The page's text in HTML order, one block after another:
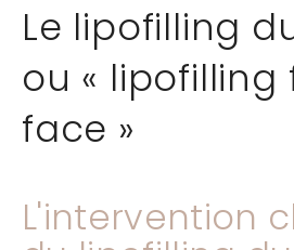
Le lipofilling
ou « lipofilling
face »
L'intervention